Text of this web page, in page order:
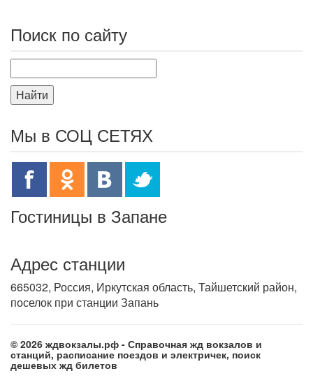
Поиск по сайту
Найти
Мы в СОЦ СЕТЯХ
Гостиницы в Запане
Адрес станции
665032, Россия, Иркутская область, Тайшетский район,
поселок при станции Запань
© 2026 ждвокзалы.рф - Справочная жд вокзалов и
станций, расписание поездов и электричек, поиск
дешевых жд билетов